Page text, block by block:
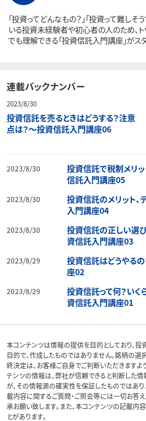
「投資ってどんなもの？」「投資って難しそ
いる投資未経験者や初心者の人のため、ト
でも理解できる「投資信託入門講座」がスタ
連載バックナンバー
2023/8/30
投資信託を売るときはどうする？注意
点は？～投資信託入門講座06
2023/8/30
投資信託で税制メリ
信託入門講座05
2023/8/30
投資信託のメリット、
入門講座04
2023/8/30
投資信託の正しい選
資信託入門講座03
2023/8/29
投資信託はどうやる
座02
2023/8/29
投資信託って何？いく
資信託入門講座01
本コンテンツは情報の提供を目的としており、
目的で、作成したものではありません。銘柄の
終決定は、お客様ご自身でご判断いただきますよ
テンツの情報は、弊社が信頼できると判断した
が、その情報源の確実性を保証したものではあ
載内容に関するご質問・ご照会等には一切お答
承お願い致します。また、本コンテンツの記載内
とがあります。